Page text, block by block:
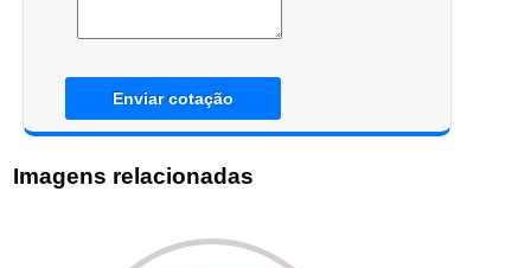
Enviar cotação
Imagens relacionadas